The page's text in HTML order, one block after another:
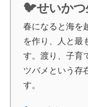
🐦せいか
春になると海を
を作り、人と最
す。渡り、子育
ツバメという存
す。